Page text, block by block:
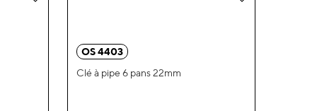
OS 4403
Clé à pipe 6 pans 22mm